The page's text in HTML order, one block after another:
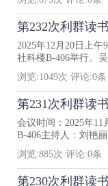
第232次利群读
2025年12月20日上午
社科楼B-406举行。
浏览:1049次 评论:0条
第231次利群读
会议时间：2025年11
B-406主持人：刘艳
浏览:885次 评论:0条
第230次利群读